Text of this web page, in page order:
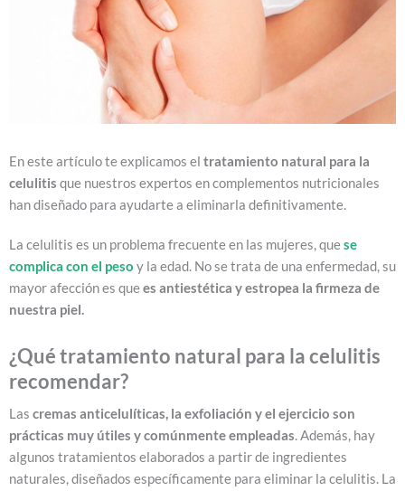
En este artículo te explicamos el tratamiento natural para la
celulitis que nuestros expertos en complementos nutricionales
han diseñado para ayudarte a eliminarla definitivamente.
La celulitis es un problema frecuente en las mujeres, quese
complica con el peso y la edad. No se trata de una enfermedad, su
mayor afección es quees antiestética y estropea la firmeza de
nuestra piel.
¿Qué tratamiento natural para la celulitis
recomendar?
Las cremas anticelulíticas, la exfoliación y el ejercicio son
prácticas muy útiles y comúnmente empleadas.Además, hay
algunos tratamientos elaborados a partir de ingredientes
naturales, diseñados específicamente para eliminar la celulitis. La